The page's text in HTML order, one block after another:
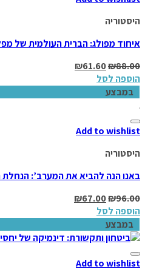
היסטוריה
איחוד מפולג: הברית העולמית של מפלגת
₪88.00
₪61.60
הוספה לסל
במבצע
Add to wishlist
היסטוריה
באנו הנה להביא את המערב’: הנחלת
₪96.00
₪67.00
הוספה לסל
במבצע
Add to wishlist